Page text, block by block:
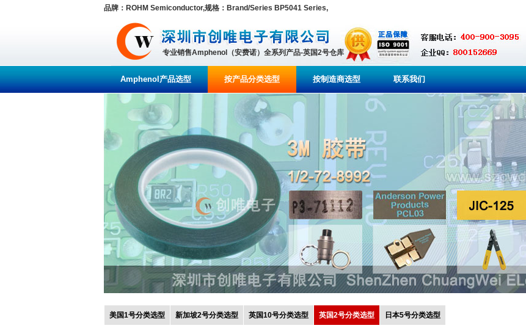
品牌：ROHM Semiconductor,规格：Brand/Series BP5041 Series,
专业销售Amphenol（安费诺）全系列产品-英国2号仓库
Amphenol产品选型 按产品分类选型 按制造商选型 联系我们
美国1号分类选型 新加坡2号分类选型 英国10号分类选型 英国2号分类选型 日本5号分类选型